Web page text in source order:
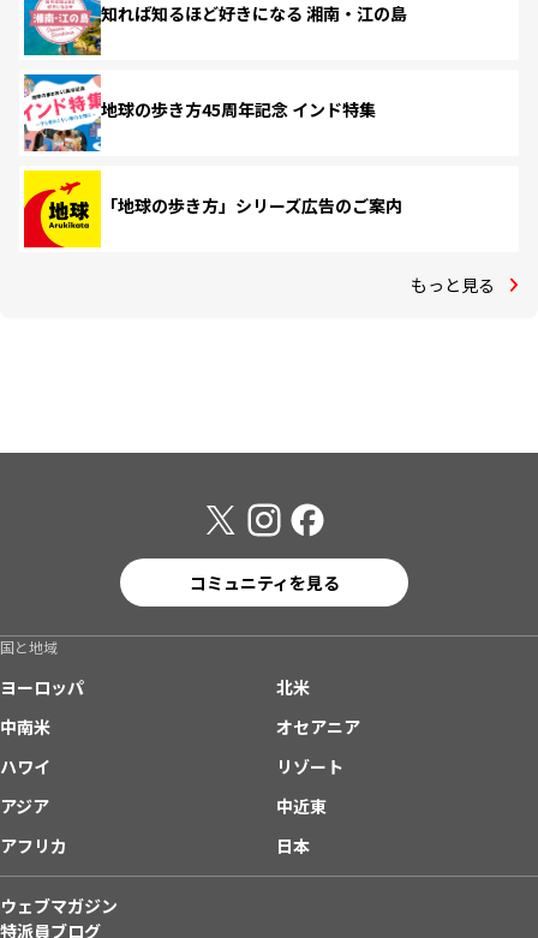
知れば知るほど好きになる 湘南・江の島
地球の歩き方45周年記念 インド特集
「地球の歩き方」シリーズ広告のご案内
もっと見る
コミュニティを見る
国と地域
ヨーロッパ
北米
中南米
オセアニア
ハワイ
リゾート
アジア
中近東
アフリカ
日本
ウェブマガジン
特派員ブログ